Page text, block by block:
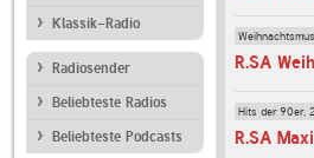
Klassik-Radio
Radiosender
Beliebteste Radios
Beliebteste Podcasts
R.SA
Hits der 90er,
R.SA